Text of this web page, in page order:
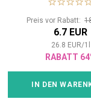
Preis vor Rabatt:
6.7 EUR
26.8 EUR/1
RABATT
IN DEN